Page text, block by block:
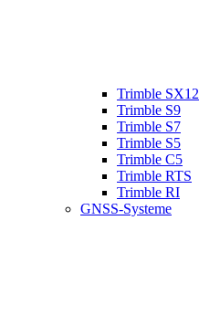
Trimble SX12
Trimble S9
Trimble S7
Trimble S5
Trimble C5
Trimble RTS
Trimble RI
GNSS-Systeme